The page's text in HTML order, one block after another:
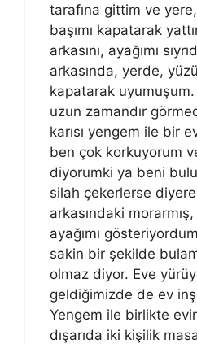
tarafına gittim ve
başımı kapatarak
arkasını, ayağımı
arkasında, yerde,
kapatarak
uzun zamandır
karısı yengem ile bir
ben çok korkuyorum
diyorumki ya beni
silah çekerlerse
arkasındaki morarmış,
ayağımı
sakin bir şekilde
olmaz diyor. Eve
geldiğimizde de ev
Yengem ile birlikte
dışarıda iki kişilik